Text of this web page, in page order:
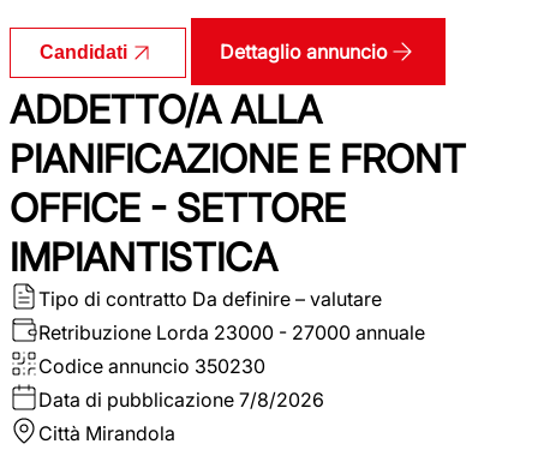
Candidati Dettaglio annuncio
ADDETTO/A ALLA
PIANIFICAZIONE E FRONT
OFFICE - SETTORE
IMPIANTISTICA
Tipo di contratto Da definire – valutare
Retribuzione Lorda 23000 - 27000 annuale
Codice annuncio 350230
Data di pubblicazione 7/8/2026
Città Mirandola